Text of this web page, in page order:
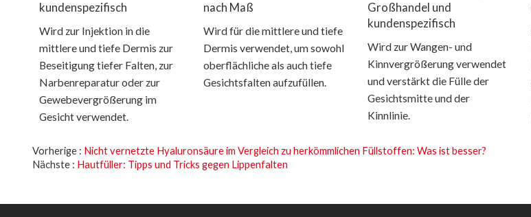
kundenspezifisch
Wird zur Injektion in die
mittlere und tiefe Dermis zur
Beseitigung tiefer Falten, zur
Narbenreparatur oder zur
Gewebevergrößerung im
Gesicht verwendet.
nach Maß
Wird für die mittlere und tiefe
Dermis verwendet, um sowohl
oberflächliche als auch tiefe
Gesichtsfalten aufzufüllen.
Großhandel und
kundenspezifisch
Wird zur Wangen- und
Kinnvergrößerung verwendet
und verstärkt die Fülle der
Gesichtsmitte und der
Kinnlinie.
Vorherige
Nicht vernetzte Hyaluronsäure im Vergleich zu herkömmlichen Füllstoffen: Was ist besser?
Nächste
Hautfüller: Tipps und Tricks gegen Lippenfalten